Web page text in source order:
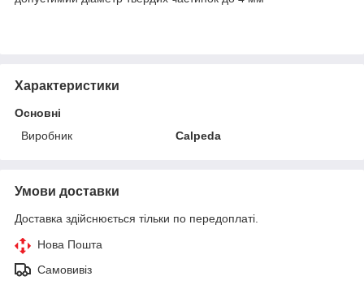
Характеристики
Основні
Виробник
Calpeda
Умови доставки
Доставка здійснюється тільки по передоплаті.
Нова Пошта
Самовивіз